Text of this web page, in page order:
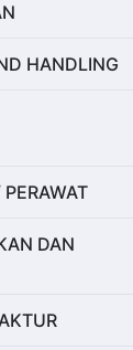
HANDLING
DAN